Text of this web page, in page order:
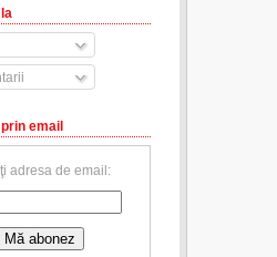
email
adresa de email: